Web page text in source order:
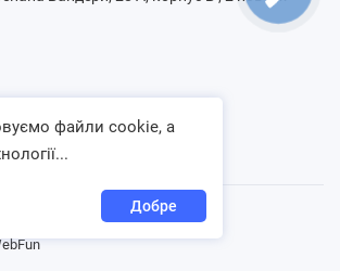
2013 - 2026
файли cookie, а
Добре